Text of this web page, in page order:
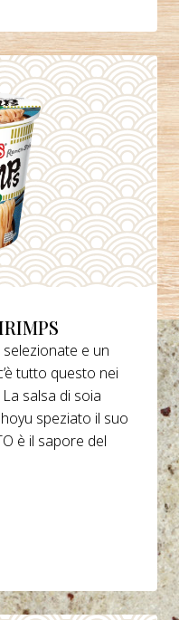
e un
tutto questo nei
salsa di soia
speziato il suo
è il sapore del